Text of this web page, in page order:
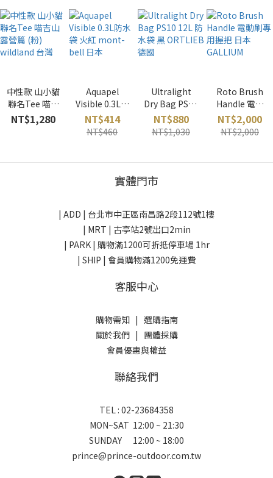
中性款 山小貓
聯名Tee 喵吉
山露營篇 (粉)
wildland 台灣
NT$1,280
Aquapel
Visible 0.3L防
水袋 火紅
mont-bell 日
本
NT$414
NT$460
Ultralight
Dry Bag PS10
12L 防水袋 黑
ORTLIEB 德
國
NT$880
NT$1,030
Roto Brush
Handle 電動
刷專用握把 日
本 GALLIUM
NT$2,000
NT$2,000
實體門市
| ADD | 台北市中正區南昌路2段112號1樓
| MRT | 古亭站2號出口2min
| PARK | 購物滿1200可折抵停車場 1hr
| SHIP | 會員購物滿1200免運費
客服中心
購物需知| 選購指南
關於我們| 團體採購
會員優惠與權益
聯絡我們
TEL : 02-23684358
MON~SAT 12:00 ~ 21:30
SUNDAY 12:00 ~ 18:00
prince@prince-outdoor.com.tw